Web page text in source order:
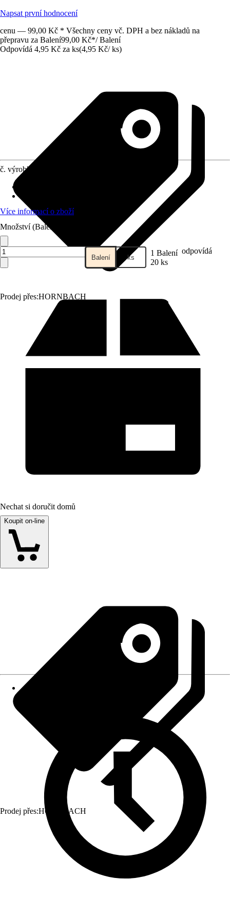
Napsat první hodnocení
cenu — 99,00 Kč * Všechny ceny vč. DPH a bez nákladů na
přepravu za Balení99,00 Kč*/ Balení
Odpovídá 4,95 Kč za ks(4,95 Kč/ ks)
Prodej přes:HORNBACH
č. výrobku
Více informací o zboží
Množství (Balení)
Balení ks 1 Balení odpovídá
20 ks
Nechat si doručit domů
Koupit on-line
Prodej přes:HORNBACH